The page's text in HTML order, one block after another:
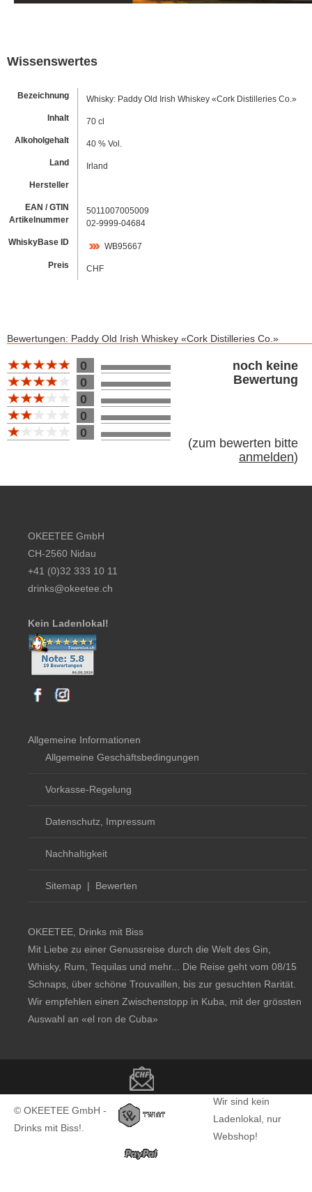
Wissenswertes
Bezeichnung
Whisky: Paddy Old Irish Whiskey «Cork Distilleries Co.»
Inhalt
70 cl
Alkoholgehalt
40 % Vol.
Land
Irland
Hersteller
EAN / GTIN
Artikelnummer
5011007005009
02-9999-04684
WhiskyBase ID
WB95667
Preis
CHF
Bewertungen: Paddy Old Irish Whiskey «Cork Distilleries Co.»
Bewertung 100
0
0
0
0
noch keine
Bewertung
(zum bewerten bitte
anmelden)
© OKEETEE GmbH -
Drinks mit Biss!.
Wir sind kein
Ladenlokal, nur
Webshop!
OKEETEE GmbH
CH-2560 Nidau
+41 (0)32 333 10 11
drinks@okeetee.ch
Kein Ladenlokal!
Allgemeine Informationen
Allgemeine Geschäftsbedingungen
Vorkasse-Regelung
Datenschutz, Impressum
Nachhaltigkeit
Sitemap | Bewerten
OKEETEE, Drinks mit Biss
Mit Liebe zu einer Genussreise durch die Welt des Gin,
Whisky, Rum, Tequilas und mehr... Die Reise geht vom 08/15
Schnaps, über schöne Trouvaillen, bis zur gesuchten Rarität.
Wir empfehlen einen Zwischenstopp in Kuba, mit der grössten
Auswahl an «el ron de Cuba»